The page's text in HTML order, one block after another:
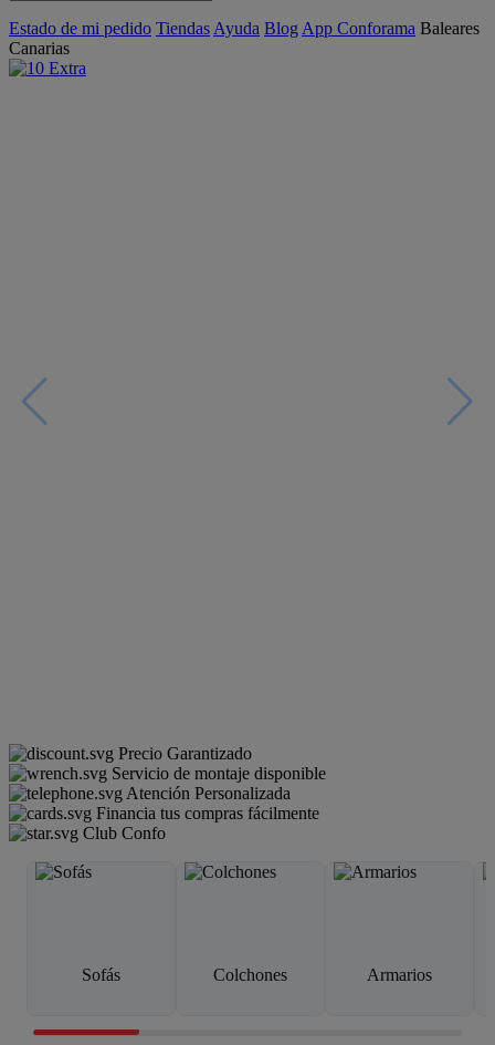
Estado de mi pedido Tiendas Ayuda Blog App Conforama Baleares
Canarias
Precio Garantizado
Servicio de montaje disponible
Atención Personalizada
Financia tus compras fácilmente
Club Confo
Sofás Colchones Armarios